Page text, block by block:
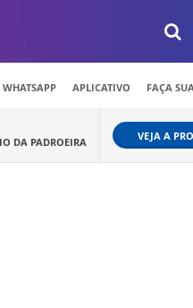
WHATSAPP APLICATIVO FAÇA
DA PADROEIRA VEJA A